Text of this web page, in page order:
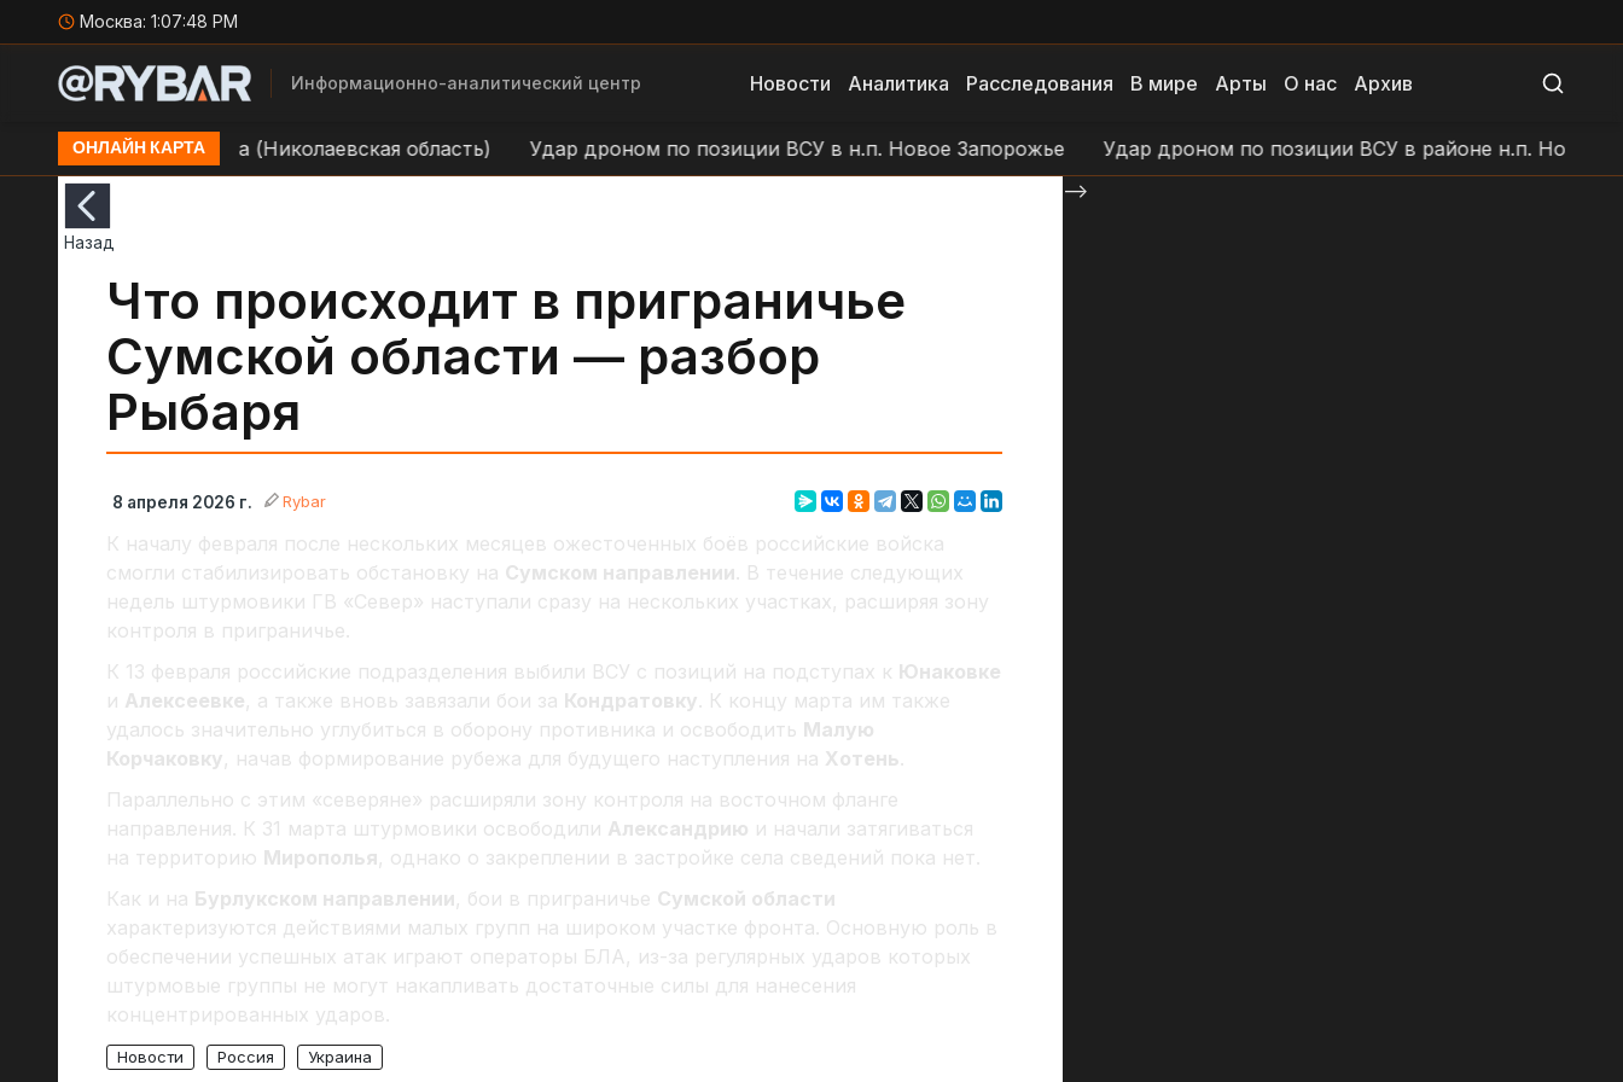
Москва: 1:07:49 PM
Информационно-аналитический центр Новости Аналитика Расследования В мире Арты О нас Архив
ОНЛАЙН КАРТА
н.п. Гороховка (Николаевская область) Удар дроном по позиции ВСУ в н.п. Новое Запорожье Удар дроном по позиции ВСУ в районе н.п. Новоселовка
Назад
Что происходит в приграничье
Сумской области — разбор
Рыбаря
8 апреля 2026 г. Rybar
К началу февраля после нескольких месяцев ожесточенных боёв российские войска
смогли стабилизировать обстановку на Сумском направлении. В течение следующих
недель штурмовики ГВ «Север» наступали сразу на нескольких участках, расширяя зону
контроля в приграничье.
К 13 февраля российские подразделения выбили ВСУ с позиций на подступах к Юнаковке
и Алексеевке, а также вновь завязали бои за Кондратовку. К концу марта им также
удалось значительно углубиться в оборону противника и освободить Малую
Корчаковку, начав формирование рубежа для будущего наступления на Хотень.
Параллельно с этим «северяне» расширяли зону контроля на восточном фланге
направления. К 31 марта штурмовики освободили Александрию и начали затягиваться
на территорию Мирополья, однако о закреплении в застройке села сведений пока нет.
Как и на Бурлукском направлении, бои в приграничье Сумской области
характеризуются действиями малых групп на широком участке фронта. Основную роль в
обеспечении успешных атак играют операторы БЛА, из-за регулярных ударов которых
штурмовые группы не могут накапливать достаточные силы для нанесения
концентрированных ударов.
Новости Россия Украина
-->